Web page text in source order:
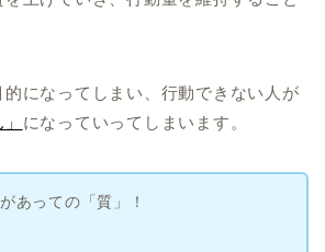
になってしまい、行動できない人が
になっていってしまいます。
があっての「質」！